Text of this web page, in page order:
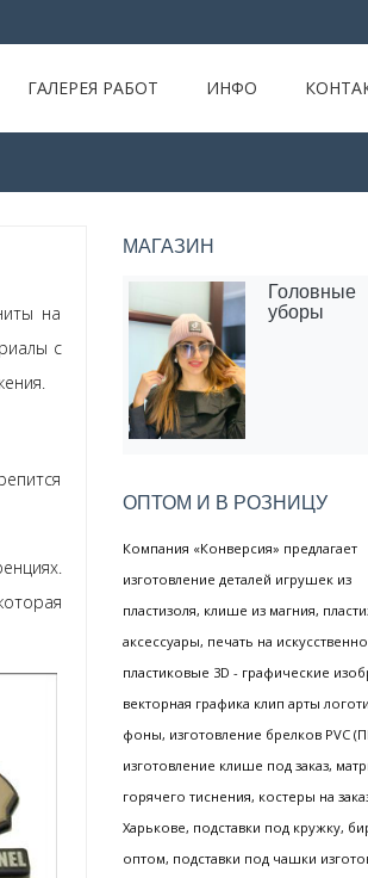
ГАЛЕРЕЯ РАБОТ ИНФО
на
с
МАГАЗИН
Головные
уборы
ОПТОМ И В РОЗНИЦУ
Компания «Конверсия» предлагает
изготовление деталей игрушек из
пластизоля, клише из магния,
аксессуары, печать на
пластиковые 3D - графические
векторная графика клип арты
фоны, изготовление брелков PVC
изготовление клише под заказ,
горячего тиснения, костеры на
Харькове, подставки под кружку,
оптом, подставки под чашки